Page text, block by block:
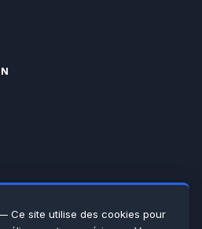
Ce site utilise des cookies pour